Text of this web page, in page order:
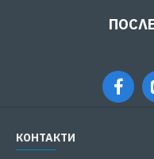
КОНТАКТИ